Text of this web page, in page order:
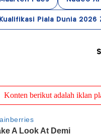
Kualifikasi Piala Dunia 2026